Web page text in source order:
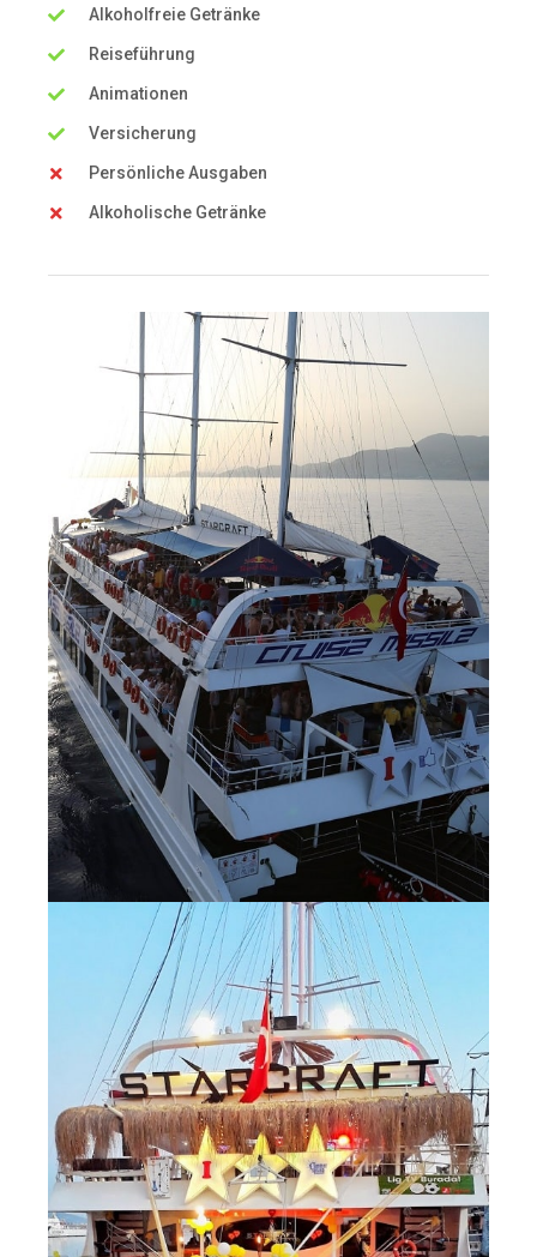
Alkoholfreie Getränke
Reiseführung
Animationen
Versicherung
Persönliche Ausgaben
Alkoholische Getränke